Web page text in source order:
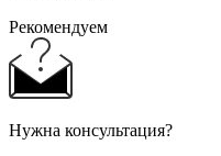
Рекомендуем
Нужна консультация?